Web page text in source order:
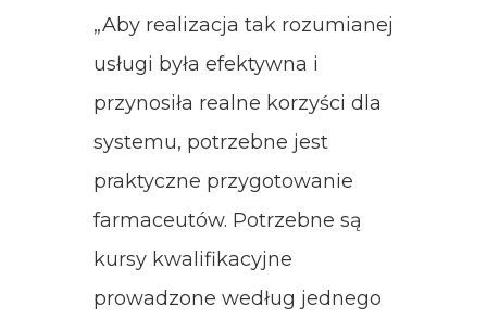
„Aby realizacja tak rozumianej
usługi była efektywna i
przynosiła realne korzyści dla
systemu, potrzebne jest
praktyczne przygotowanie
farmaceutów. Potrzebne są
kursy kwalifikacyjne
prowadzone według jednego